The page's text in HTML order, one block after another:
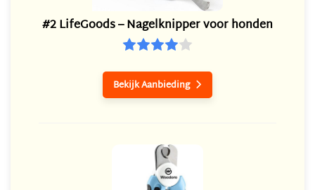
#2 LifeGoods – Nagelknipper voor honden
Bekijk Aanbieding 